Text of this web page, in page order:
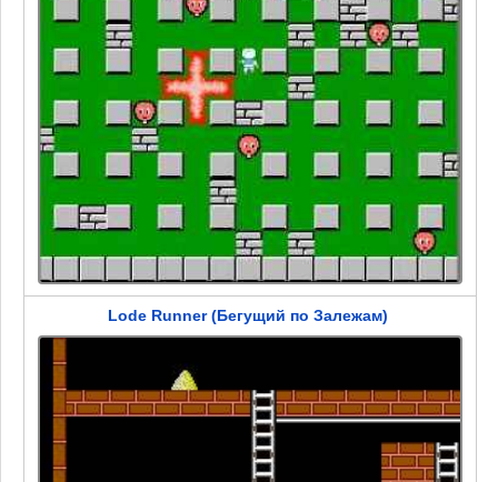
Lode Runner (Бегущий по Залежам)